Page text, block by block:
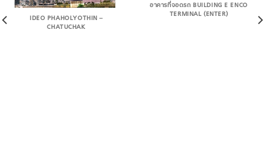
IDEO PHAHOLYOTHIN –
CHATUCHAK
อาคารที่จอดรถ BUILDING E ENCO
TERMINAL (ENTER)